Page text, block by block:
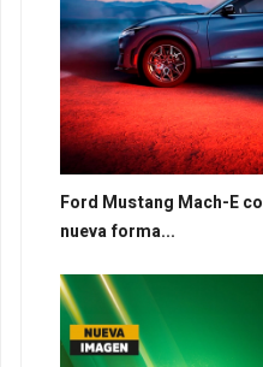
Ford Mustang Mach-E
nueva forma...